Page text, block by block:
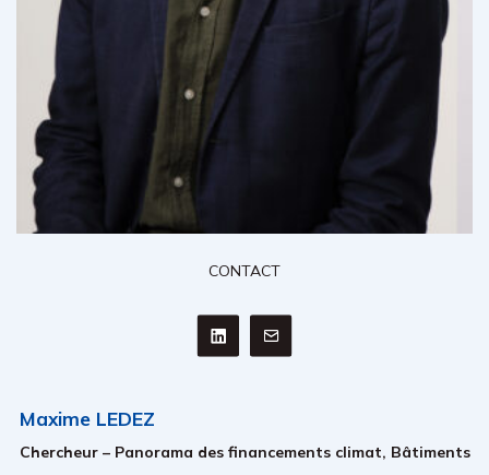
CONTACT
Maxime LEDEZ
Chercheur – Panorama des financements climat, Bâtiments